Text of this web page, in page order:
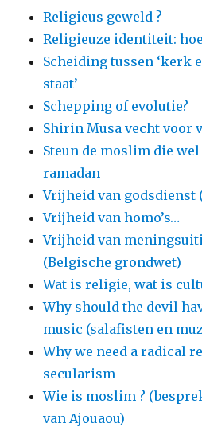
Religieus geweld ?
Religieuze identiteit:
Scheiding tussen ‘kerk
staat’
Schepping of evolutie?
Shirin Musa vecht voor
Steun de moslim die
ramadan
Vrijheid van godsdienst
Vrijheid van homo’s…
Vrijheid van
(Belgische grondwet)
Wat is religie, wat is
Why should the devil
music (salafisten en
Why we need a radical
secularism
Wie is moslim ?
van Ajouaou)